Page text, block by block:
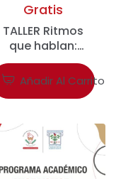
Gratis
TALLER Ritmos
que hablan:
interpretación
práctica de las
Añadir Al Carrito